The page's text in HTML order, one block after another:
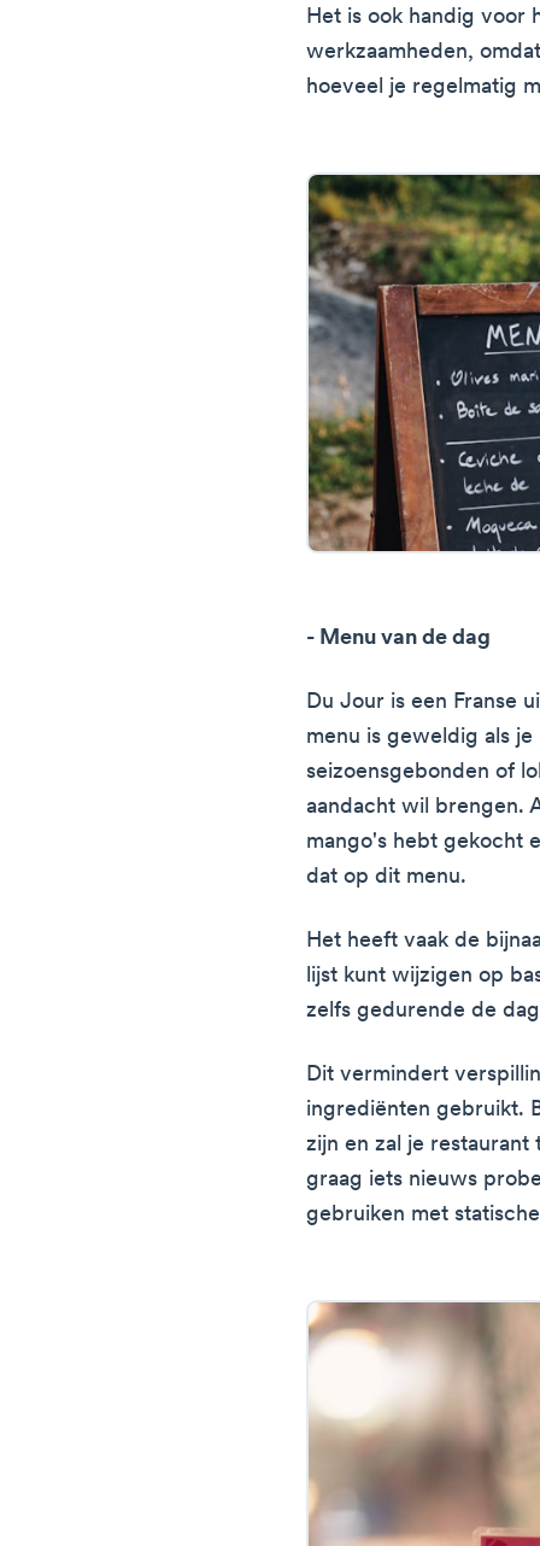
Het is ook handig voor
werkzaamheden,
hoeveel je regelmatig
- Menu van de dag
Du Jour is een Franse
menu is geweldig als
seizoensgebonden of
aandacht wil brengen.
mango's hebt gekocht
dat op dit menu.
Het heeft vaak de
lijst kunt wijzigen op
zelfs gedurende de
Dit vermindert
ingrediënten gebruikt.
zijn en zal je
graag iets nieuws
gebruiken met